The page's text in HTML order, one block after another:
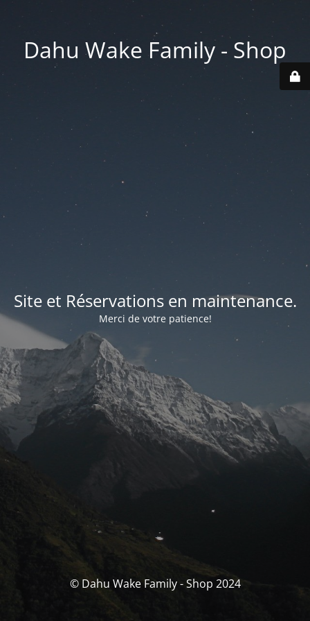
Dahu Wake Family - Shop
Site et Réservations en maintenance.
Merci de votre patience!
© Dahu Wake Family - Shop 2024